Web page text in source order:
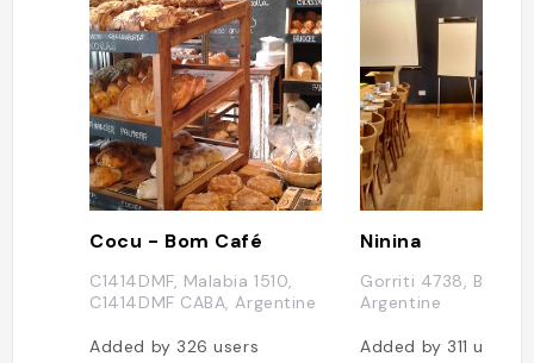
Cocu - Bom Café
C1414DMF, Malabia 1510,
C1414DMF CABA, Argentine
Added by 326users
Ninina
Gorriti 4738,
Argentine
Added by 311users